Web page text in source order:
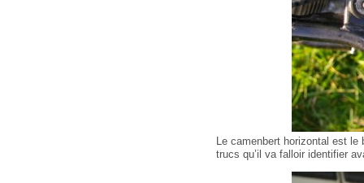
Le camenbert horizontal est le
trucs qu’il va falloir identifier